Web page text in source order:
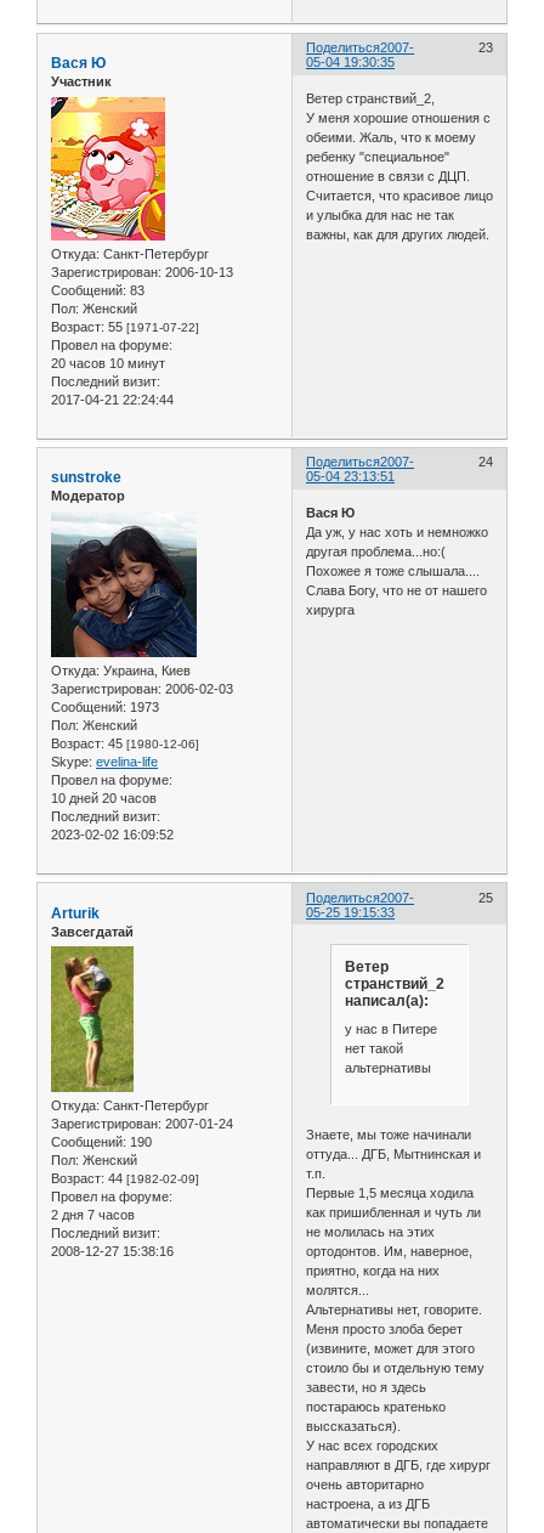
Поделиться 23
2007-
05-04 19:30:35
Вася Ю
Участник
Откуда: Санкт-Петербург
Зарегистрирован: 2006-10-13
Сообщений: 83
Пол: Женский
Возраст: 55 [1971-07-22]
Провел на форуме:
20 часов 10 минут
Последний визит:
2017-04-21 22:24:44
Ветер странствий_2,
У меня хорошие отношения с
обеими. Жаль, что к моему
ребенку "специальное"
отношение в связи с ДЦП.
Считается, что красивое лицо
и улыбка для нас не так
важны, как для других людей.
Поделиться 24
2007-
05-04 23:13:51
sunstroke
Модератор
Откуда: Украина, Киев
Зарегистрирован: 2006-02-03
Сообщений: 1973
Пол: Женский
Возраст: 45 [1980-12-06]
Skype: evelina-life
Провел на форуме:
10 дней 20 часов
Последний визит:
2023-02-02 16:09:52
Вася Ю
Да уж, у нас хоть и немножко
другая проблема...но:(
Похожее я тоже слышала....
Слава Богу, что не от нашего
хирурга
Поделиться 25
2007-
05-25 19:15:33
Arturik
Завсегдатай
Откуда: Санкт-Петербург
Зарегистрирован: 2007-01-24
Сообщений: 190
Пол: Женский
Возраст: 44 [1982-02-09]
Провел на форуме:
2 дня 7 часов
Последний визит:
2008-12-27 15:38:16
Ветер
странствий_2
написал(а):
у нас в Питере
нет такой
альтернативы
Знаете, мы тоже начинали
оттуда... ДГБ, Мытнинская и
т.п.
Первые 1,5 месяца ходила
как пришибленная и чуть ли
не молилась на этих
ортодонтов. Им, наверное,
приятно, когда на них
молятся...
Альтернативы нет, говорите.
Меня просто злоба берет
(извините, может для этого
стоило бы и отдельную тему
завести, но я здесь
постараюсь кратенько
выссказаться).
У нас всех городских
направляют в ДГБ, где хирург
очень авторитарно
настроена, а из ДГБ
автоматически вы попадаете